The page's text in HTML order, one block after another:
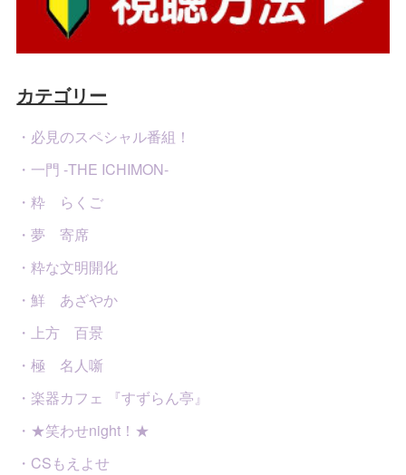
カテゴリー
・必見のスペシャル番組！
・一門 -THE ICHIMON-
・粋 らくご
・夢 寄席
・粋な文明開化
・鮮 あざやか
・上方 百景
・極 名人噺
・楽器カフェ 『すずらん亭』
・★笑わせnight！★
・CSもえよせ